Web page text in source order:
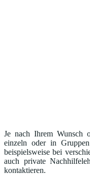
Je nach Ihrem Wunsch
einzeln oder in
beispielsweise bei
auch private
kontaktieren.